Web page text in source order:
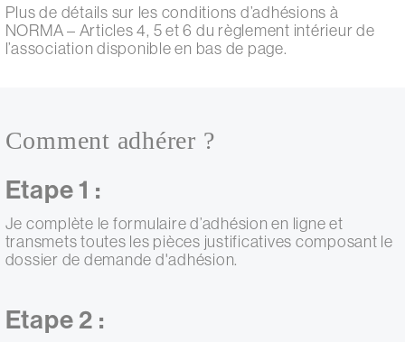
Plus de détails sur les conditions d’adhésions à
NORMA – Articles 4, 5 et 6 du règlement intérieur de
l’association disponible en bas de page.
Comment adhérer ?
Etape 1 :
Je complète le formulaire d’adhésion en ligne et
transmets toutes les pièces justificatives composant le
dossier de demande d'adhésion.
Etape 2 :